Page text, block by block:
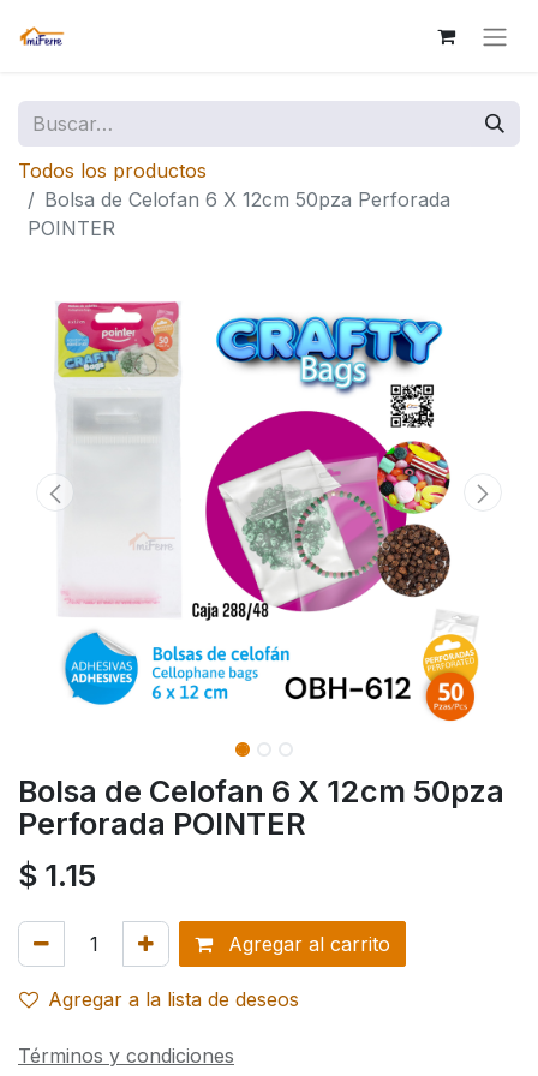
Todos los productos
Bolsa de Celofan 6 X 12cm 50pza Perforada
POINTER
Bolsa de Celofan 6 X 12cm 50pza
Perforada POINTER
$ 1.15
Agregar al carrito
Agregar a la lista de deseos
Términos y condiciones